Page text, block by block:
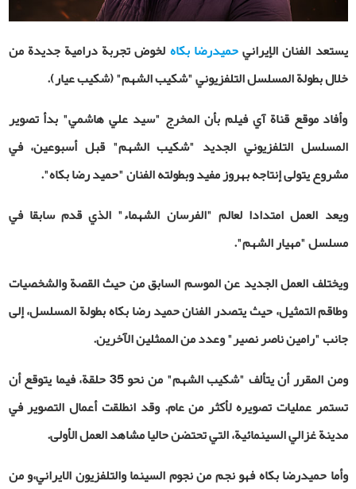
يستعد الفنان الإيرانيحميدرضا بكاهلخوض تجربة درامية جديدة من
خلال بطولة المسلسل التلفزيوني "شكيب الشهم" (شكيب عيار).
وأفاد موقع قناة آي فيلم بأن المخرج "سيد علي هاشمي" بدأ تصوير
المسلسل التلفزيوني الجديد "شكيب الشهم" قبل أسبوعين، في
مشروع يتولى إنتاجه بهروز مفيد وبطولته الفنان "حميد رضا بكاه".
ويعد العمل امتدادا لعالم "الفرسان الشهماء" الذي قدم سابقا في
مسلسل "مهيار الشهم".
ويختلف العمل الجديد عن الموسم السابق من حيث القصة والشخصيات
وطاقم التمثيل، حيث يتصدر الفنان حميد رضا بكاه بطولة المسلسل، إلى
جانب "رامين ناصر نصير" وعدد من الممثلين الآخرين.
ومن المقرر أن يتألف "شكيب الشهم" من نحو 35 حلقة، فيما يتوقع أن
تستمر عمليات تصويره لأكثر من عام. وقد انطلقت أعمال التصوير في
مدينة غزالي السينمائية، التي تحتضن حاليا مشاهد العمل الأولى.
وأما حميدرضا بكاه فهو نجم من نجوم السينما والتلفزيون الايراني،و من